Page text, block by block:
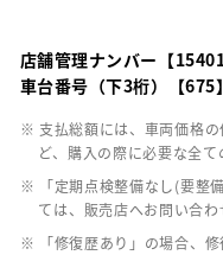
店舗管理ナンバー【
車台番号（下3桁）【675】
※ 支払総額には、車両価格
ど、購入の際に必要な全て
※ 「定期点検整備なし(要整
ては、販売店へお問い合わ
※ 「修復歴あり」の場合、